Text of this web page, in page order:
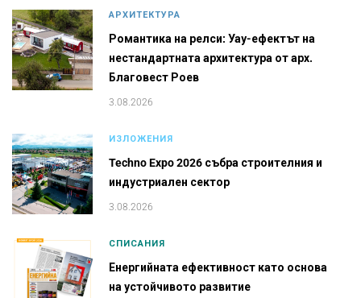
АРХИТЕКТУРА
Романтика на релси: Уау-ефектът на
нестандартната архитектура от арх.
Благовест Роев
3.08.2026
ИЗЛОЖЕНИЯ
Techno Expo 2026 събра строителния и
индустриален сектор
3.08.2026
СПИСАНИЯ
Енергийната ефективност като основа
на устойчивото развитие